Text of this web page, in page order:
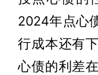
2024年点心
行成本还有
心债的利差